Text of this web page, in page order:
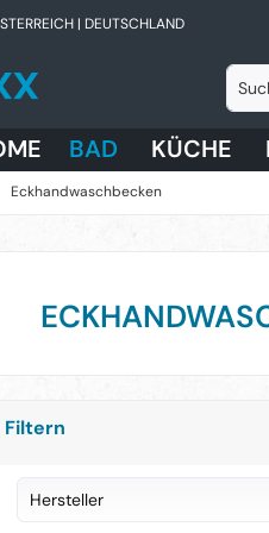
| DEUTSCHLAND
BAD KÜCHE
Eckhandwaschbecken
Filtern
Hersteller